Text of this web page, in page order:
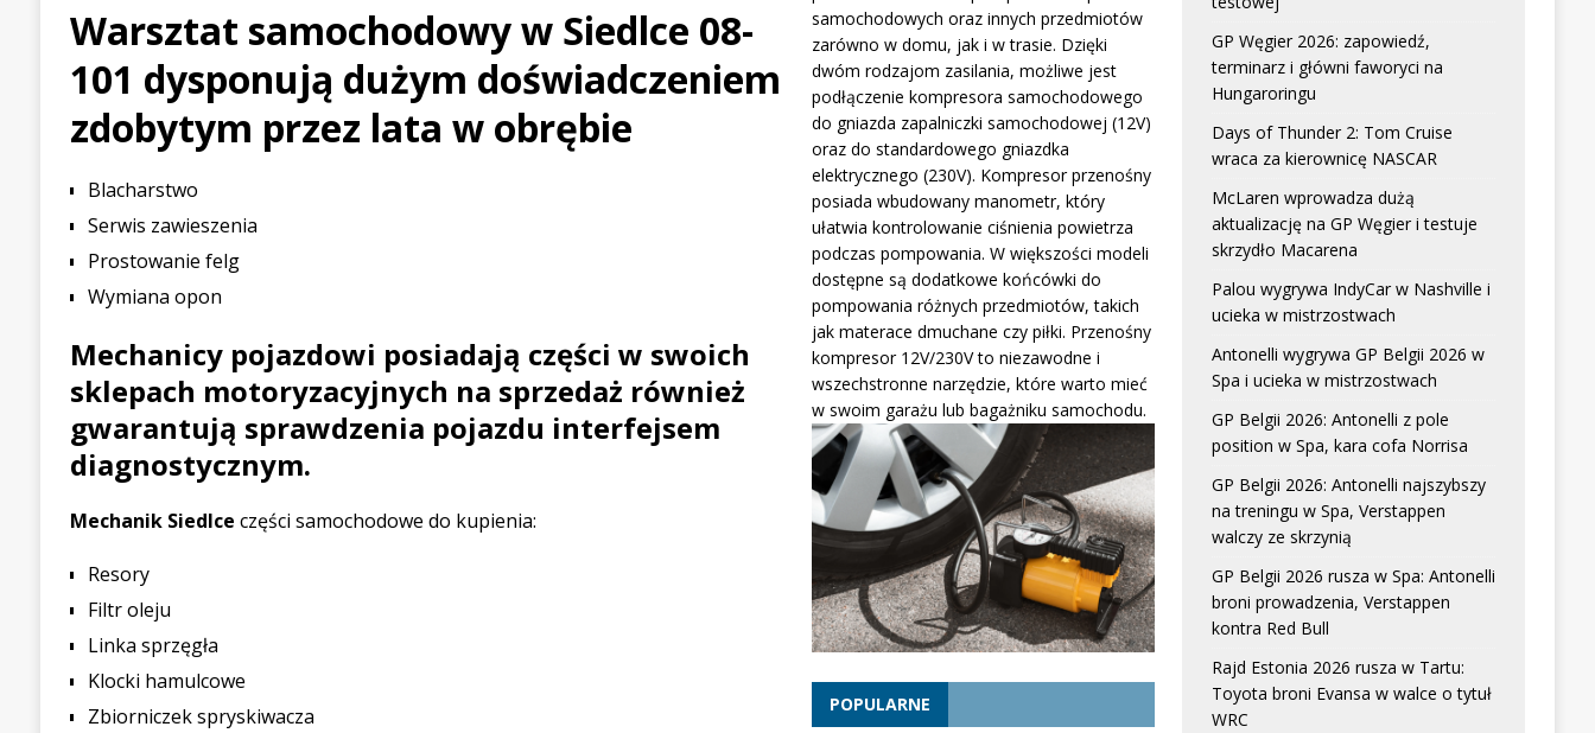
[ 21 lipca 2026 ] Palou wygrywa IndyCar w Nashville i ucieka w mistrzostwach
WIADOMOŚCI
WYŚCIGOWE
[ 30 lipca 2026 ]
Kia Sportage – osiągi, wersje silnikowe i pierwsze wrażenia z jazdy testowej
PIERWSZE JAZDY
Warsztat samochodowy w Siedlce 08-
101 dysponują dużym doświadczeniem
zdobytym przez lata w obrębie
Blacharstwo
Serwis zawieszenia
Prostowanie felg
Wymiana opon
Mechanicy pojazdowi posiadają części w swoich
sklepach motoryzacyjnych na sprzedaż również
gwarantują sprawdzenia pojazdu interfejsem
diagnostycznym.
Mechanik Siedlce części samochodowe do kupienia:
Resory
Filtr oleju
Linka sprzęgła
Klocki hamulcowe
Zbiorniczek spryskiwacza
samochodowych oraz innych przedmiotów
zarówno w domu, jak i w trasie. Dzięki
dwóm rodzajom zasilania, możliwe jest
podłączenie kompresora samochodowego
do gniazda zapalniczki samochodowej (12V)
oraz do standardowego gniazdka
elektrycznego (230V). Kompresor przenośny
posiada wbudowany manometr, który
ułatwia kontrolowanie ciśnienia powietrza
podczas pompowania. W większości modeli
dostępne są dodatkowe końcówki do
pompowania różnych przedmiotów, takich
jak materace dmuchane czy piłki. Przenośny
kompresor 12V/230V to niezawodne i
wszechstronne narzędzie, które warto mieć
w swoim garażu lub bagażniku samochodu.
POPULARNE
GP Węgier 2026: zapowiedź,
terminarz i główni faworyci na
Hungaroringu
Days of Thunder 2: Tom Cruise
wraca za kierownicę NASCAR
McLaren wprowadza dużą
aktualizację na GP Węgier i testuje
skrzydło Macarena
Palou wygrywa IndyCar w Nashville i
ucieka w mistrzostwach
Antonelli wygrywa GP Belgii 2026 w
Spa i ucieka w mistrzostwach
GP Belgii 2026: Antonelli z pole
position w Spa, kara cofa Norrisa
GP Belgii 2026: Antonelli najszybszy
na treningu w Spa, Verstappen
walczy ze skrzynią
GP Belgii 2026 rusza w Spa: Antonelli
broni prowadzenia, Verstappen
kontra Red Bull
Rajd Estonia 2026 rusza w Tartu:
Toyota broni Evansa w walce o tytuł
WRC